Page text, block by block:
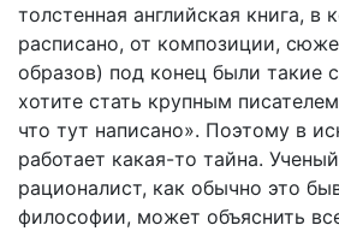
толстенная английская книга, в
расписано, от композиции,
образов) под конец были такие
хотите стать крупным
что тут написано». Поэтому в
работает какая-то тайна.
рационалист, как обычно это
философии, может объяснить